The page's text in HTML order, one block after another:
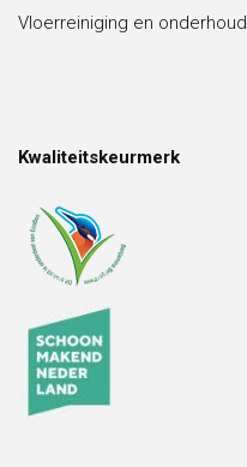
Vloerreiniging en onderhoud
Kwaliteitskeurmerk